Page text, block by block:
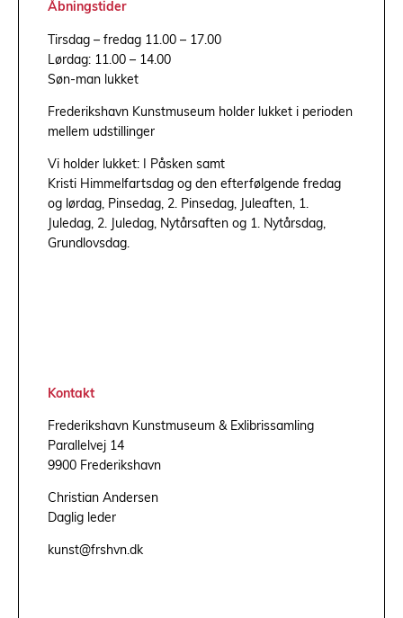
Åbningstider
Tirsdag – fredag 11.00 – 17.00
Lørdag: 11.00 – 14.00
Søn-man lukket
Frederikshavn Kunstmuseum holder lukket i perioden
mellem udstillinger
Vi holder lukket: I Påsken samt
Kristi Himmelfartsdag og den efterfølgende fredag
og lørdag, Pinsedag, 2. Pinsedag, Juleaften, 1.
Juledag, 2. Juledag, Nytårsaften og 1. Nytårsdag,
Grundlovsdag.
Kontakt
Frederikshavn Kunstmuseum & Exlibrissamling
Parallelvej 14
9900 Frederikshavn
Christian Andersen
Daglig leder
kunst@frshvn.dk